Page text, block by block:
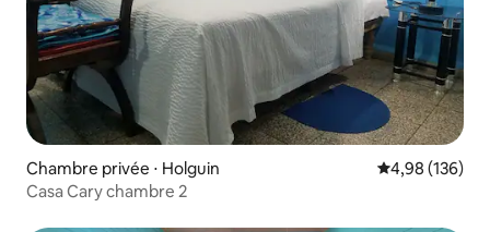
Chambre privée ⋅ Holguin Évaluation
4,98 (136)
Casa Cary chambre 2